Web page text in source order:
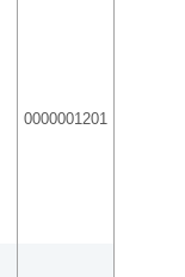
0000001201